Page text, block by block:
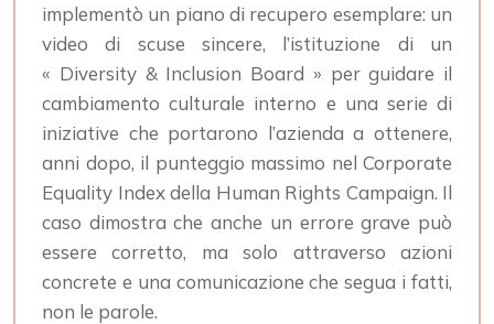
implementò un piano di recupero esemplare: un
video di scuse sincere, l’istituzione di un
« Diversity & Inclusion Board » per guidare il
cambiamento culturale interno e una serie di
iniziative che portarono l’azienda a ottenere,
anni dopo, il punteggio massimo nel Corporate
Equality Index della Human Rights Campaign. Il
caso dimostra che anche un errore grave può
essere corretto, ma solo attraverso azioni
concrete e una comunicazione che segua i fatti,
non le parole.